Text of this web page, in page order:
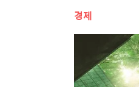
경제